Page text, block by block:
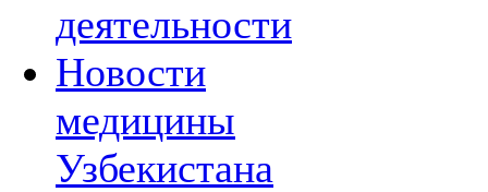
деятельности
Новости
медицины
Узбекистана